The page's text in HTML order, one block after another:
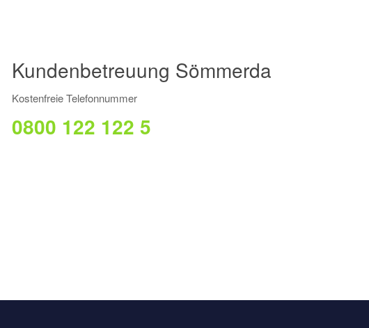
Kundenbetreuung Sömmerda
Kostenfreie Telefonnummer
0800 122 122 5